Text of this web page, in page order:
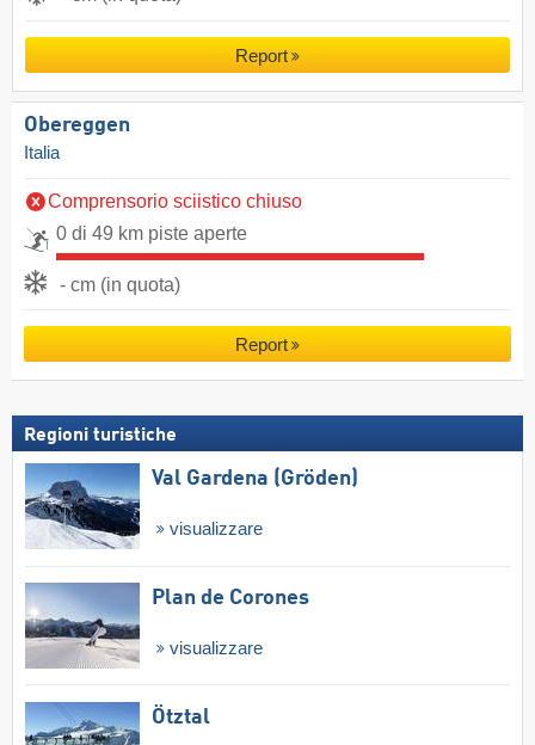
Report
Obereggen
Italia
Comprensorio sciistico chiuso
0 di 49 km piste aperte
- cm (in quota)
Report
Regioni turistiche
Val Gardena (Gröden)
visualizzare
Plan de Corones
visualizzare
Ötztal